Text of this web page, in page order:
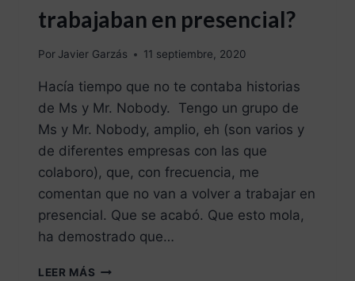
trabajaban en presencial?
Por Javier Garzás 11 septiembre, 2020
Hacía tiempo que no te contaba historias
de Ms y Mr. Nobody. Tengo un grupo de
Ms y Mr. Nobody, amplio, eh (son varios y
de diferentes empresas con las que
colaboro), que, con frecuencia, me
comentan que no van a volver a trabajar en
presencial. Que se acabó. Que esto mola,
ha demostrado que…
LEER MÁS